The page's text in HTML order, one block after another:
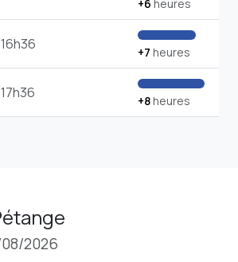
+6 heures
16h36 +7 heures
17h36 +8heures
2026